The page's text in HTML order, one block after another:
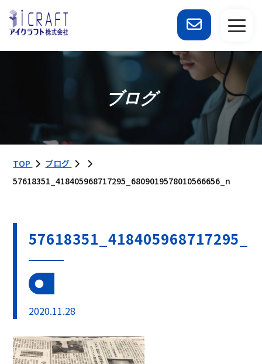
ブログ
TOP
ブログ
57618351_418405968717295_6809019578010566656_n
2020.11.28